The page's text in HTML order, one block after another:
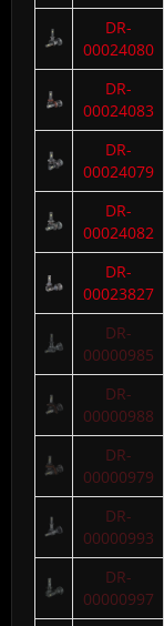
DR-
00024080
DR-
00024083
DR-
00024079
DR-
00024082
DR-
00023827
DR-
00000985
DR-
00000988
DR-
00000979
DR-
00000993
DR-
00000997